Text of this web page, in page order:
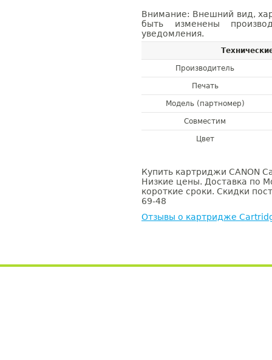
Внимание: Внешний вид,
быть изменены
уведомления.
Производитель
Печать
Модель (партномер)
Совместим
Цвет
Купить картриджи CANON
Низкие цены. Доставка по
короткие сроки. Скидки
69-48
Отзывы о картридже